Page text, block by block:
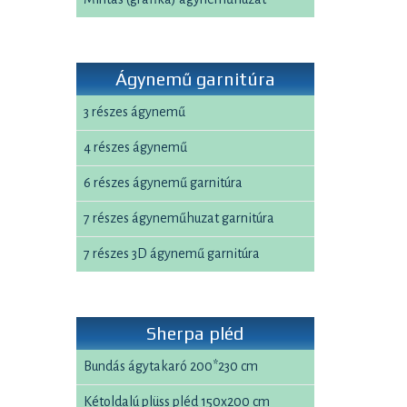
Ágynemű garnitúra
3 részes ágynemű
4 részes ágynemű
6 részes ágynemű garnitúra
7 részes ágyneműhuzat garnitúra
7 részes 3D ágynemű garnitúra
Sherpa pléd
Bundás ágytakaró 200*230 cm
Kétoldalú plüss pléd 150x200 cm